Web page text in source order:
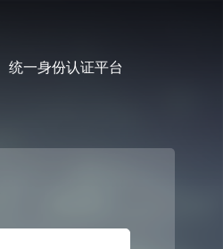
统一身份认证平台